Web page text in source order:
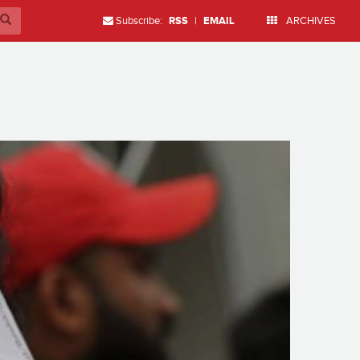
Subscribe: RSS | EMAIL ARCHIVES